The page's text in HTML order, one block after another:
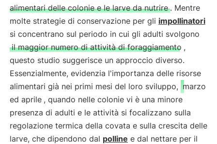
alimentari delle colonie e le larve da nutrire . Mentre
molte strategie di conservazione per gli impollinatori
si concentrano sul periodo in cui gli adulti svolgono
il maggior numero di attività di foraggiamento ,
questo studio suggerisce un approccio diverso.
Essenzialmente, evidenzia l'importanza delle risorse
alimentari già nei primi mesi del loro sviluppo, marzo
ed aprile , quando nelle colonie vi è una minore
presenza di adulti e le attività si focalizzano sulla
regolazione termica della covata e sulla crescita delle
larve, che dipendono dal polline e dal nettare per il